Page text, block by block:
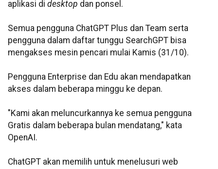
aplikasi di desktop dan ponsel.
Semua pengguna ChatGPT Plus dan Team serta
pengguna dalam daftar tunggu SearchGPT bisa
mengakses mesin pencari mulai Kamis (31/10).
Pengguna Enterprise dan Edu akan mendapatkan
akses dalam beberapa minggu ke depan.
"Kami akan meluncurkannya ke semua pengguna
Gratis dalam beberapa bulan mendatang," kata
OpenAI.
ChatGPT akan memilih untuk menelusuri web